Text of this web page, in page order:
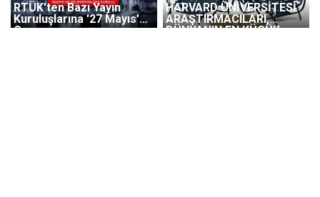
RTÜK'ten Bazı Yayın
Kuruluşlarına '27 Mayıs'
Cezası
HARVARD ÜNİVERSİTESİ
ARAŞTIRMACILARI,
DÜNYANIN EN KÜÇÜK